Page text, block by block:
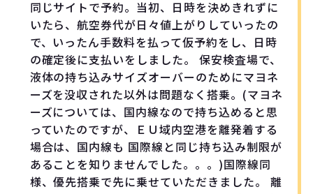
同じサイトで予約。当初、日時を決めきれずに
いたら、航空券代が日々値上がりしていったの
で、いったん手数料を払って仮予約をし、日時
の確定後に支払いをしました。 保安検査場で、
液体の持ち込みサイズオーバーのためにマヨネ
ーズを没収された以外は問題なく搭乗。(マヨネ
ーズについては、国内線なので持ち込めると思
っていたのですが、ＥＵ域内空港を離発着する
場合は、国内線も 国際線と同じ持ち込み制限が
あることを知りませんでした。。。)国際線同
様、優先搭乗で先に乗せていただきました。 離